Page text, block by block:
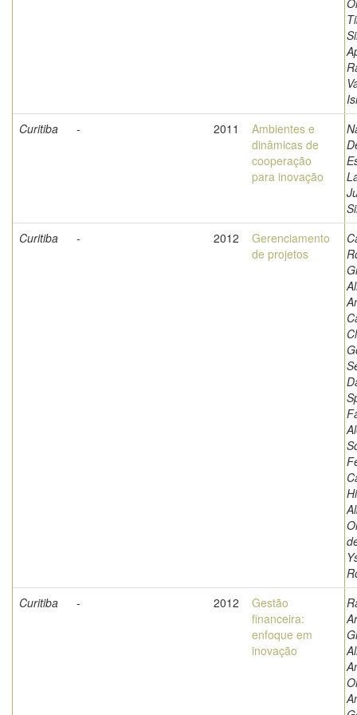
Curitiba
- 2011
Ambientes e
dinâmicas de
cooperação
para inovação
Curitiba
- 2012
Gerenciamento
de projetos
Curitiba
- 2012
Gestão
financeira:
enfoque em
inovação